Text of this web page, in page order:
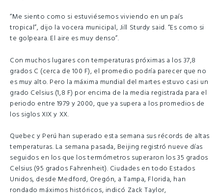
“Me siento como si estuviésemos viviendo en un país
tropical”, dijo la vocera municipal, Jill Sturdy said. “Es como si
te golpeara. El aire es muy denso”.
Con muchos lugares con temperaturas próximas a los 37,8
grados C (cerca de 100 F), el promedio podría parecer que no
es muy alto. Pero la máxima mundial del martes estuvo casi un
grado Celsius (1,8 F) por encima de la media registrada para el
periodo entre 1979 y 2000, que ya supera a los promedios de
los siglos XIX y XX.
Quebec y Perú han superado esta semana sus récords de altas
temperaturas. La semana pasada, Beijing registró nueve días
seguidos en los que los termómetros superaron los 35 grados
Celsius (95 grados Fahrenheit). Ciudades en todo Estados
Unidos, desde Medford, Oregón, a Tampa, Florida, han
rondado máximos históricos, indicó Zack Taylor,